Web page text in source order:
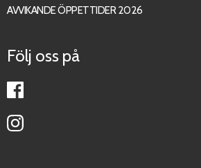
AVVIKANDE ÖPPETTIDER 2026
Följ oss på